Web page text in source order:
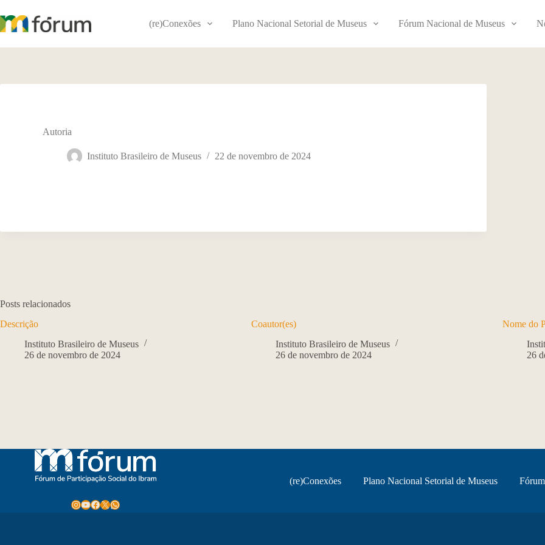
para
o
(re)Conexões Plano Nacional Setorial de Museus Fórum Nacional de Museus
Autoria
Instituto Brasileiro de Museus 22 de novembro de 2024
Posts relacionados
Descrição
Instituto Brasileiro de Museus
26 de novembro de 2024
Coautor(es)
Instituto Brasileiro de Museus
26 de novembro de 2024
Nome do
26
Instagram
Youtube
Facebook
X WhatsApp
(re)Conexões Plano Nacional Setorial de Museus